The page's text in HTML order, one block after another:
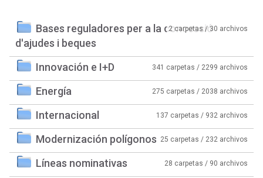
Bases reguladores per a la concessió
d'ajudes i beques
2 carpetas / 30 archivos
Innovación e I+D 341 carpetas / 2299 archivos
Energía 275 carpetas / 2038 archivos
Internacional 137 carpetas / 932 archivos
Modernización polígonos 25 carpetas / 232 archivos
Líneas nominativas 28 carpetas / 90 archivos